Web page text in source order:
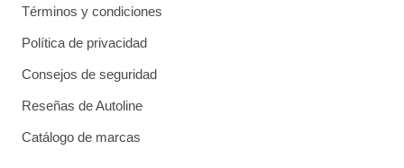
Términos y condiciones
Política de privacidad
Consejos de seguridad
Reseñas de Autoline
Catálogo de marcas